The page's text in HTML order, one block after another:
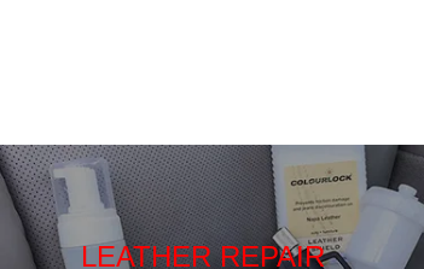
LEATHER REPAIR